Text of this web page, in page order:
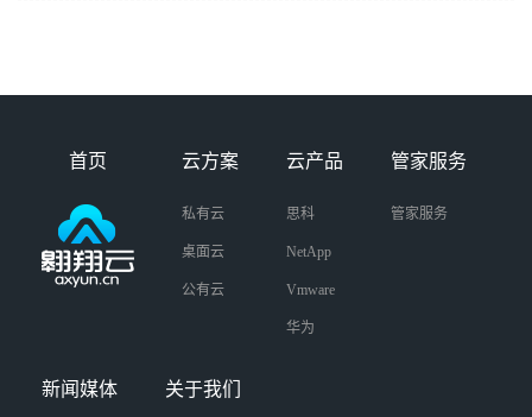
首页 云方案
私有云
桌面云
公有云
云产品
思科
NetApp
Vmware
华为
管家服务
管家服务
新闻媒体 关于我们